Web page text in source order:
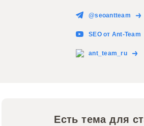
@seoantteam
SEO от Ant-Team
ant_team_ru
Есть тема для